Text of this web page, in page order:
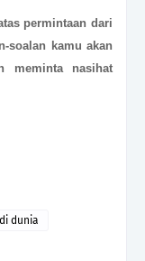
permintaan dari
soalan kamu akan
meminta nasihat
dunia